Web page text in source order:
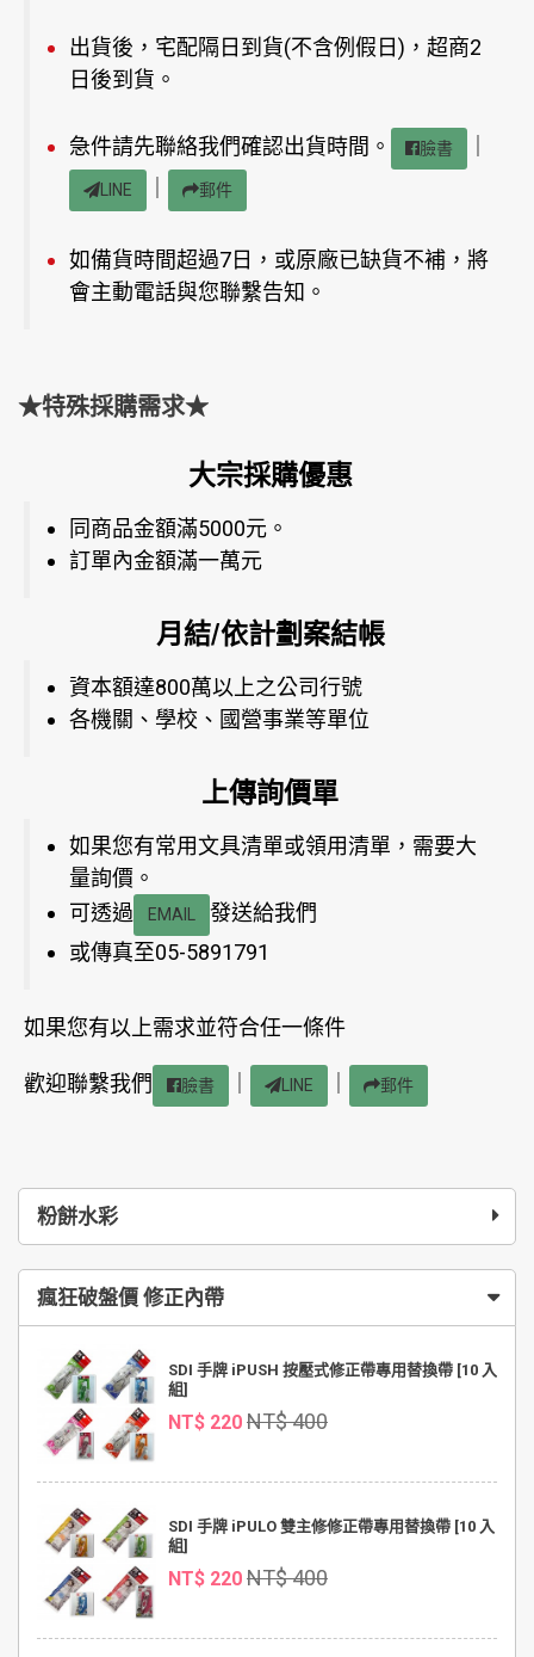
粉餅水彩
瘋狂破盤價 修正內帶
SDI 手牌 iPUSH 按壓式修正帶專用替換帶 [10 入
組]
NT$ 220 NT$ 400
SDI 手牌 iPULO 雙主修修正帶專用替換帶 [10 入
組]
NT$ 220 NT$ 400
出貨後，宅配隔日到貨(不含例假日)，超商2
日後到貨。
急件請先聯絡我們確認出貨時間。 臉書
LINE 郵件
如備貨時間超過7日，或原廠已缺貨不補，將
會主動電話與您聯繫告知。
★特殊採購需求★
大宗採購優惠
同商品金額滿5000元。
訂單內金額滿一萬元
月結/依計劃案結帳
資本額達800萬以上之公司行號
各機關、學校、國營事業等單位
上傳詢價單
如果您有常用文具清單或領用清單，需要大
量詢價。
可透過
EMAIL
發送給我們
或傳真至05-5891791
如果您有以上需求並符合任一條件
歡迎聯繫我們 臉書 LINE 郵件